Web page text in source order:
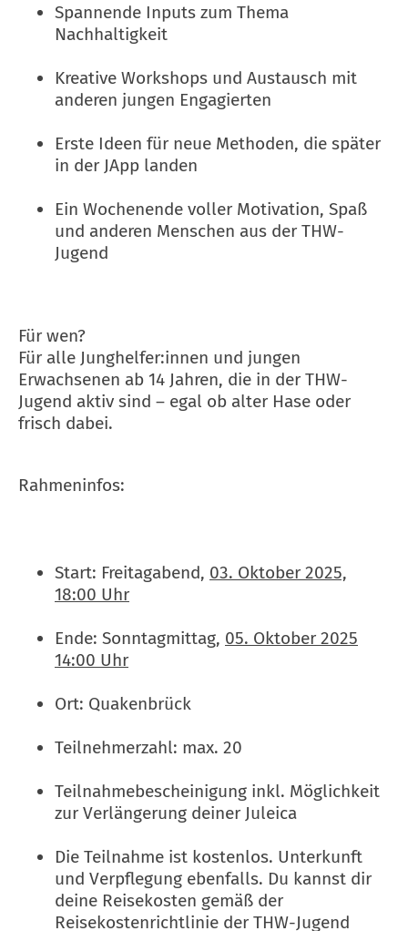
Spannende Inputs zum Thema
Nachhaltigkeit
Kreative Workshops und Austausch mit
anderen jungen Engagierten
Erste Ideen für neue Methoden, die später
in der JApp landen
Ein Wochenende voller Motivation, Spaß
und anderen Menschen aus der THW-
Jugend
Für wen?
Für alle Junghelfer:innen und jungen
Erwachsenen ab 14 Jahren, die in der THW-
Jugend aktiv sind – egal ob alter Hase oder
frisch dabei.
Rahmeninfos:
Start: Freitagabend, 03. Oktober 2025,
18:00 Uhr
Ende: Sonntagmittag, 05. Oktober 2025
14:00 Uhr
Ort: Quakenbrück
Teilnehmerzahl: max. 20
Teilnahmebescheinigung inkl. Möglichkeit
zur Verlängerung deiner Juleica
Die Teilnahme ist kostenlos. Unterkunft
und Verpflegung ebenfalls. Du kannst dir
deine Reisekosten gemäß der
Reisekostenrichtlinie der THW-Jugend